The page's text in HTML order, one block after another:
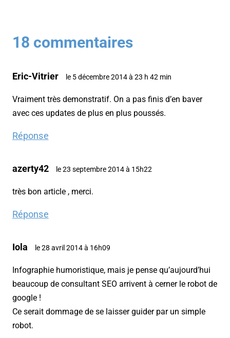
18 commentaires
Eric-Vitrier le 5 décembre 2014 à 23 h 42 min
Vraiment très demonstratif. On a pas finis d’en baver
avec ces updates de plus en plus poussés.
Réponse
azerty42 le 23 septembre 2014 à 15h22
très bon article , merci.
Réponse
Iola le 28 avril 2014 à 16h09
Infographie humoristique, mais je pense qu’aujourd’hui
beaucoup de consultant SEO arrivent à cerner le robot de
google !
Ce serait dommage de se laisser guider par un simple
robot.